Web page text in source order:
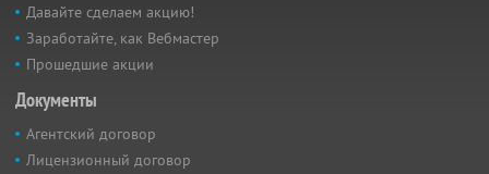
Давайте сделаем акцию!
Заработайте, как Вебмастер
Прошедшие акции
Документы
Агентский договор
Лицензионный договор